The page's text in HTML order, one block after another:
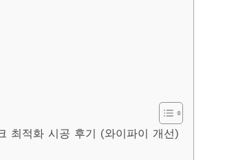
최적화 시공 후기 (와이파이 개선)